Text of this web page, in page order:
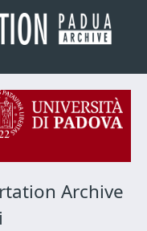
Archive